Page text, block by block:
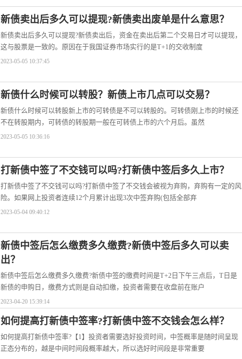
新债卖出后多久可以提现?新债卖出废单是什么意思？
新债卖出后多久可以提现?新债卖出后，资金在卖出后第二个交易日才可以提现，
这与股票是一致的。原因在于我国证券市场实行的是T+1的交收制度
2023-05-05 10:37:45
新债什么时候可以转股？新债上市几点可以交易？
新债什么时候可以转股新上市的可转债是不可以转股的。可转债刚上市的时候还
不在转股期内，可转债的转股期一般在可转债上市的六个月后。虽然
2023-05-05 10:36:16
打新债中签了不交钱可以吗?打新债中签后多久上市？
打新债中签了不交钱可以吗?打新债中签了不交钱会被视为弃购，弃购有一定的风
险。如果网上投资者连续12个月累计出现3次中签弃购(包括全部弃
2023-05-04 09:40:12
新债中签后怎么缴费多久缴费?新债中签后多久可以卖
出？
新债中签后怎么缴费多久缴费?新债中签的缴费时间是T+2日下午三点后，T日是
新债的申购日，缴费方式则是自动扣缴，投资者需要在收盘前在账户
2023-04-20 15:39:14
如何提高打新债中签率?打新债中签不交钱会怎么样？
如何提高打新债中签率?【1】投资者需要选好投资时间，中签概率是随时间呈现
正态分布的，越是中间时间段概率越大，所以选好时间段是非常重要